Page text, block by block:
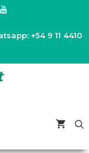
+54 9 11 4410